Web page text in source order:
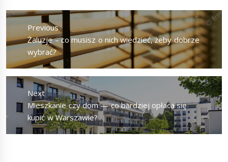
Nawigacja
wpisuPrevious
Previous
post:
Żaluzje – co musisz o nich wiedzieć, żeby dobrze
wybrać?
Next
Next
post:
Mieszkanie czy dom — co bardziej opłaca się
kupić w Warszawie?